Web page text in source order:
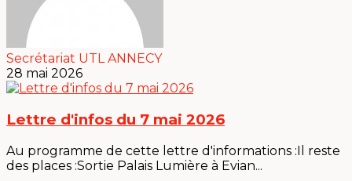
Secrétariat UTL ANNECY
28 mai 2026
Lettre d'infos du 7 mai 2026
Au programme de cette lettre d'informations :Il reste
des places :Sortie Palais Lumière à Evian...